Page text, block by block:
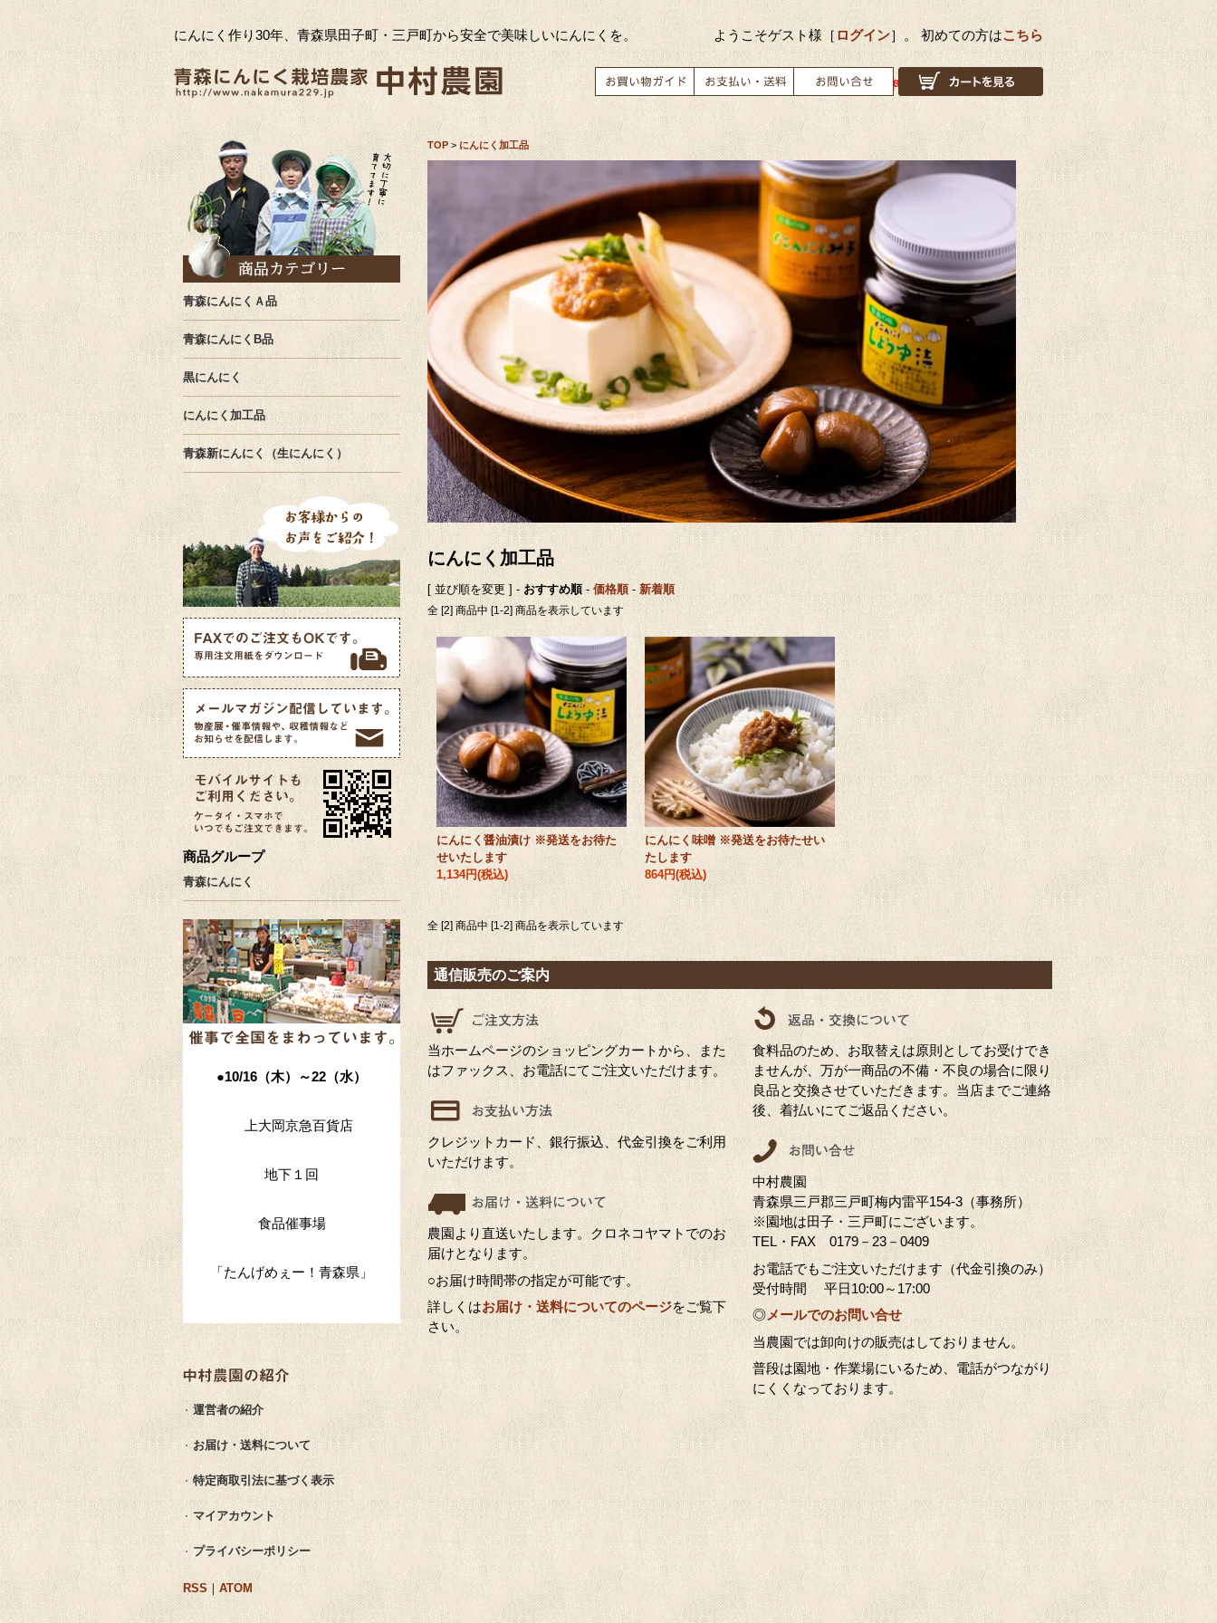
にんにく作り30年、青森県田子町・三戸町から安全で美味しいにんにくを。 ようこそゲスト様［ ログイン］。 初めての方はこちら
商品合計10,000円以上(税込)ご購入で代引き手数料無料！はネット注文限定です！
TOP > にんにく加工品
にんにく加工品
[ 並び順を変更 ] - おすすめ順- 価格順- 新着順
全 [2] 商品中 [1-2] 商品を表示しています
にんにく醤油漬け ※発送をお待た
せいたします
1,134円(税込)
にんにく味噌 ※発送をお待たせい
たします
864円(税込)
全 [2] 商品中 [1-2] 商品を表示しています
通信販売のご案内
当ホームページのショッピングカートから、また
はファックス、お電話にてご注文いただけます。
クレジットカード、銀行振込、代金引換をご利用
いただけます。
農園より直送いたします。クロネコヤマトでのお
届けとなります。
○お届け時間帯の指定が可能です。
詳しくはお届け・送料についてのページをご覧下
さい。
食料品のため、お取替えは原則としてお受けでき
ませんが、万が一商品の不備・不良の場合に限り
良品と交換させていただきます。当店までご連絡
後、着払いにてご返品ください。
中村農園
青森県三戸郡三戸町梅内雷平154-3（事務所）
※園地は田子・三戸町にございます。
TEL・FAX 0179－23－0409
お電話でもご注文いただけます（代金引換のみ）
受付時間 平日10:00～17:00
◎メールでのお問い合せ
当農園では卸向けの販売はしておりません。
普段は園地・作業場にいるため、電話がつながり
にくくなっております。
青森にんにくＡ品
青森にんにくB品
黒にんにく
にんにく加工品
青森新にんにく（生にんにく）
商品グループ
青森にんにく
●10/16（木）～22（水）
上大岡京急百貨店
地下１回
食品催事場
「たんげめぇー！青森県」
運営者の紹介
お届け・送料について
特定商取引法に基づく表示
マイアカウント
プライバシーポリシー
RSS ｜ATOM